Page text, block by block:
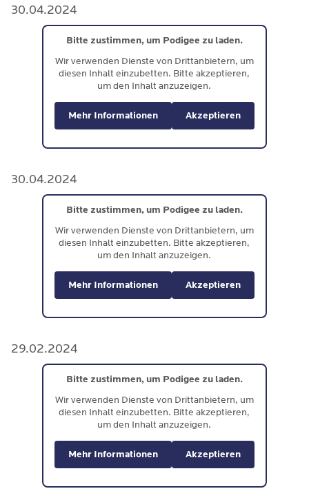
30.04.2024
Bitte zustimmen, um Podigee zu laden.
Wir verwenden Dienste von Drittanbietern, um
diesen Inhalt einzubetten. Bitte akzeptieren,
um den Inhalt anzuzeigen.
Mehr Informationen Akzeptieren
30.04.2024
Bitte zustimmen, um Podigee zu laden.
Wir verwenden Dienste von Drittanbietern, um
diesen Inhalt einzubetten. Bitte akzeptieren,
um den Inhalt anzuzeigen.
Mehr Informationen Akzeptieren
29.02.2024
Bitte zustimmen, um Podigee zu laden.
Wir verwenden Dienste von Drittanbietern, um
diesen Inhalt einzubetten. Bitte akzeptieren,
um den Inhalt anzuzeigen.
Mehr Informationen Akzeptieren